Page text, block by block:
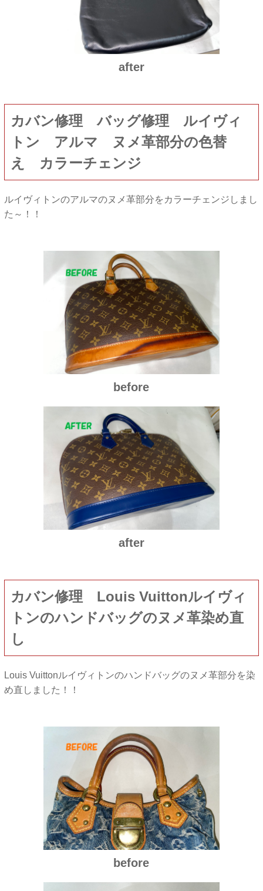
after
カバン修理 バッグ修理 ルイヴィ
トン アルマ ヌメ革部分の色替
え カラーチェンジ
ルイヴィトンのアルマのヌメ革部分をカラーチェンジしまし
た～！！
before
after
カバン修理 Louis Vuittonルイヴィ
トンのハンドバッグのヌメ革染め直
し
Louis Vuittonルイヴィトンのハンドバッグのヌメ革部分を染
め直しました！！
before